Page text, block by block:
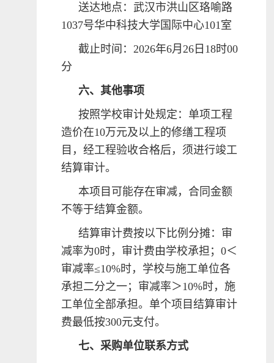
送达地点：武汉市洪山区珞喻路
1037号华中科技大学国际中心101室
截止时间：2026年6月26日18时00
分
六、其他事项
按照学校审计处规定：单项工程
造价在10万元及以上的修缮工程项
目，经工程验收合格后，须进行竣工
结算审计。
本项目可能存在审减，合同金额
不等于结算金额。
结算审计费按以下比例分摊：审
减率为0时，审计费由学校承担；0＜
审减率≤10%时，学校与施工单位各
承担二分之一；审减率＞10%时，施
工单位全部承担。单个项目结算审计
费最低按300元支付。
七、采购单位联系方式